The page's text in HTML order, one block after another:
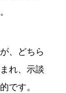
、どちら
れ、示談
です。